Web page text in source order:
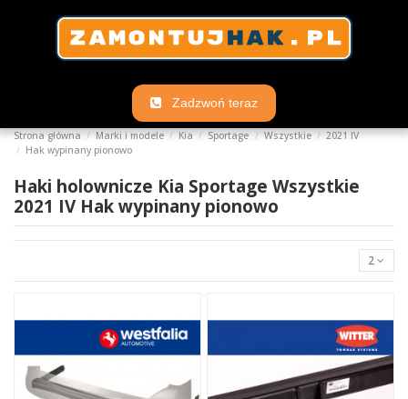
Zadzwoń teraz
Strona główna Marki i modele Kia Sportage Wszystkie
2021 IV
Hak wypinany pionowo
Haki holownicze Kia Sportage Wszystkie
2021 IV Hak wypinany pionowo
2